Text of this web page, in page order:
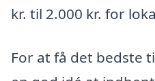
kr. til 2.000 kr. for
For at få det bedste